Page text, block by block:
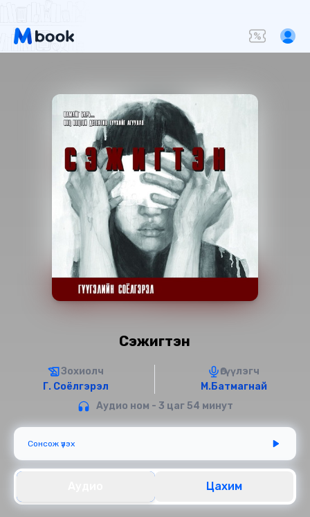
Сэжигтэн
Зохиолч
Г. Соёлгэрэл
Өгүүлэгч
М.Батмагнай
Аудио ном - 3 цаг 54 минут
Сонсож үзэх
Цахим